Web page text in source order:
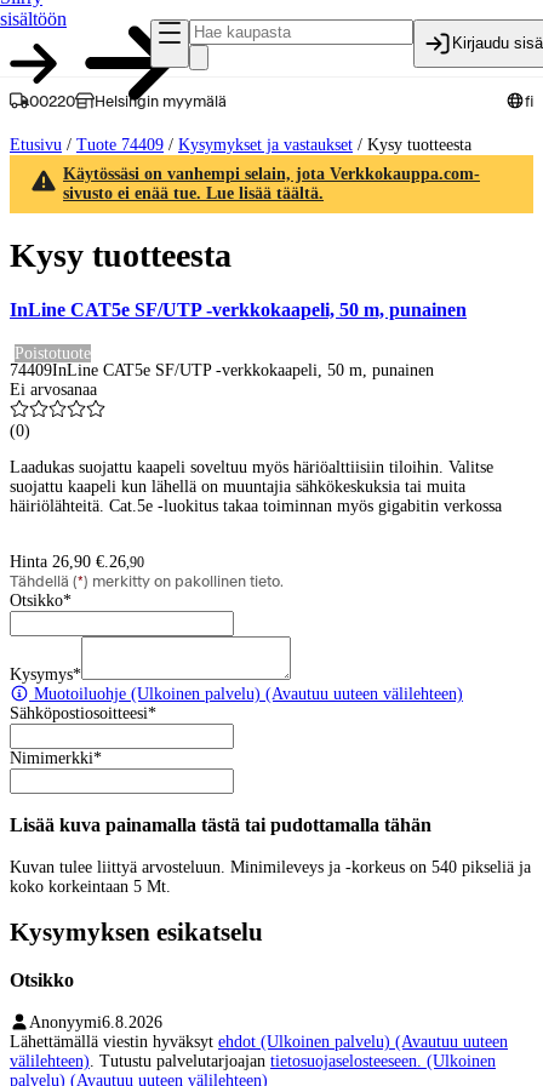
sisältöön
Kirjaudu
00220 Helsingin myymälä fi
Etusivu / Tuote 74409 / Kysymykset ja vastaukset / Kysy tuotteesta
Käytössäsi on vanhempi selain, jota Verkkokauppa.com-
sivusto ei enää tue. Lue lisää täältä.
Kysy tuotteesta
InLine CAT5e SF/UTP -verkkokaapeli, 50 m, punainen
Poistotuote
74409InLine CAT5e SF/UTP -verkkokaapeli, 50 m, punainen
Ei arvosanaa
(0)
Laadukas suojattu kaapeli soveltuu myös häriöalttiisiin tiloihin. Valitse
suojattu kaapeli kun lähellä on muuntajia sähkökeskuksia tai muita
häiriölähteitä. Cat.5e -luokitus takaa toiminnan myös gigabitin verkossa
Hinta 26,90 €. 26,90
Tähdellä (*) merkitty on pakollinen tieto.
Otsikko*
Kysymys*
Muotoiluohje (Ulkoinen palvelu) (Avautuu uuteen välilehteen)
Sähköpostiosoitteesi*
Nimimerkki*
Lisää kuva painamalla tästä tai pudottamalla tähän
Kuvan tulee liittyä arvosteluun. Minimileveys ja -korkeus on 540 pikseliä ja
koko korkeintaan 5 Mt.
Kysymyksen esikatselu
Otsikko
Anonyymi6.8.2026
Lähettämällä viestin hyväksyt ehdot (Ulkoinen palvelu) (Avautuu uuteen
välilehteen) . Tutustu palvelutarjoajan tietosuojaselosteeseen. (Ulkoinen
palvelu) (Avautuu uuteen välilehteen)